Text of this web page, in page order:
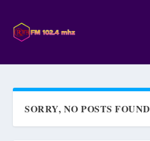
SORRY, NO POSTS FOUND